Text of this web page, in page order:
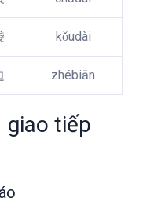
kǒudài
zhébiān
giao tiếp